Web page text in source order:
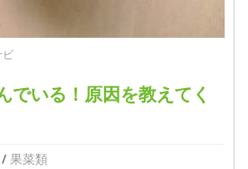
ビ
でいる！原因を教えてく
/ 果菜類